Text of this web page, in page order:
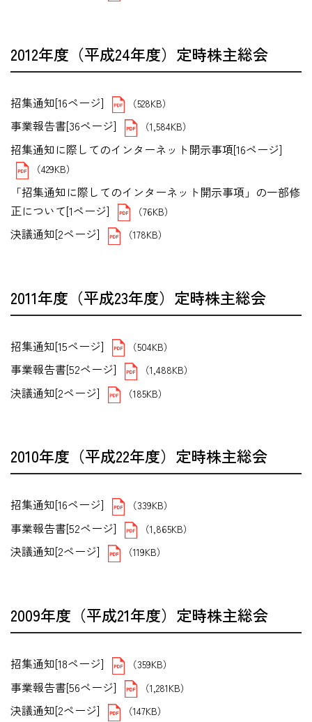
2012年度（平成24年度）定時株主総会
招集通知[16ページ] （528KB）
事業報告書[36ページ] （1,584KB）
招集通知に際してのインターネット開示事項[16ページ]
（429KB）
「招集通知に際してのインターネット開示事項」の一部修
正について[1ページ]
（76KB）
決議通知[2ページ] （178KB）
2011年度（平成23年度）定時株主総会
招集通知[15ページ] （504KB）
事業報告書[52ページ] （1,488KB）
決議通知[2ページ] （185KB）
2010年度（平成22年度）定時株主総会
招集通知[16ページ] （339KB）
事業報告書[52ページ] （1,865KB）
決議通知[2ページ] （119KB）
2009年度（平成21年度）定時株主総会
招集通知[18ページ] （359KB）
事業報告書[56ページ] （1,281KB）
決議通知[2ページ] （147KB）